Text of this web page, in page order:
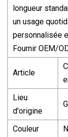
longueur
un usage
personnalisée
Fournir OEM/
Article
Lieu
d'origine
Couleur